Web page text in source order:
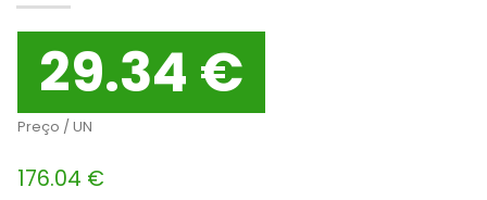
29.34 €
Preço / UN
176.04 €